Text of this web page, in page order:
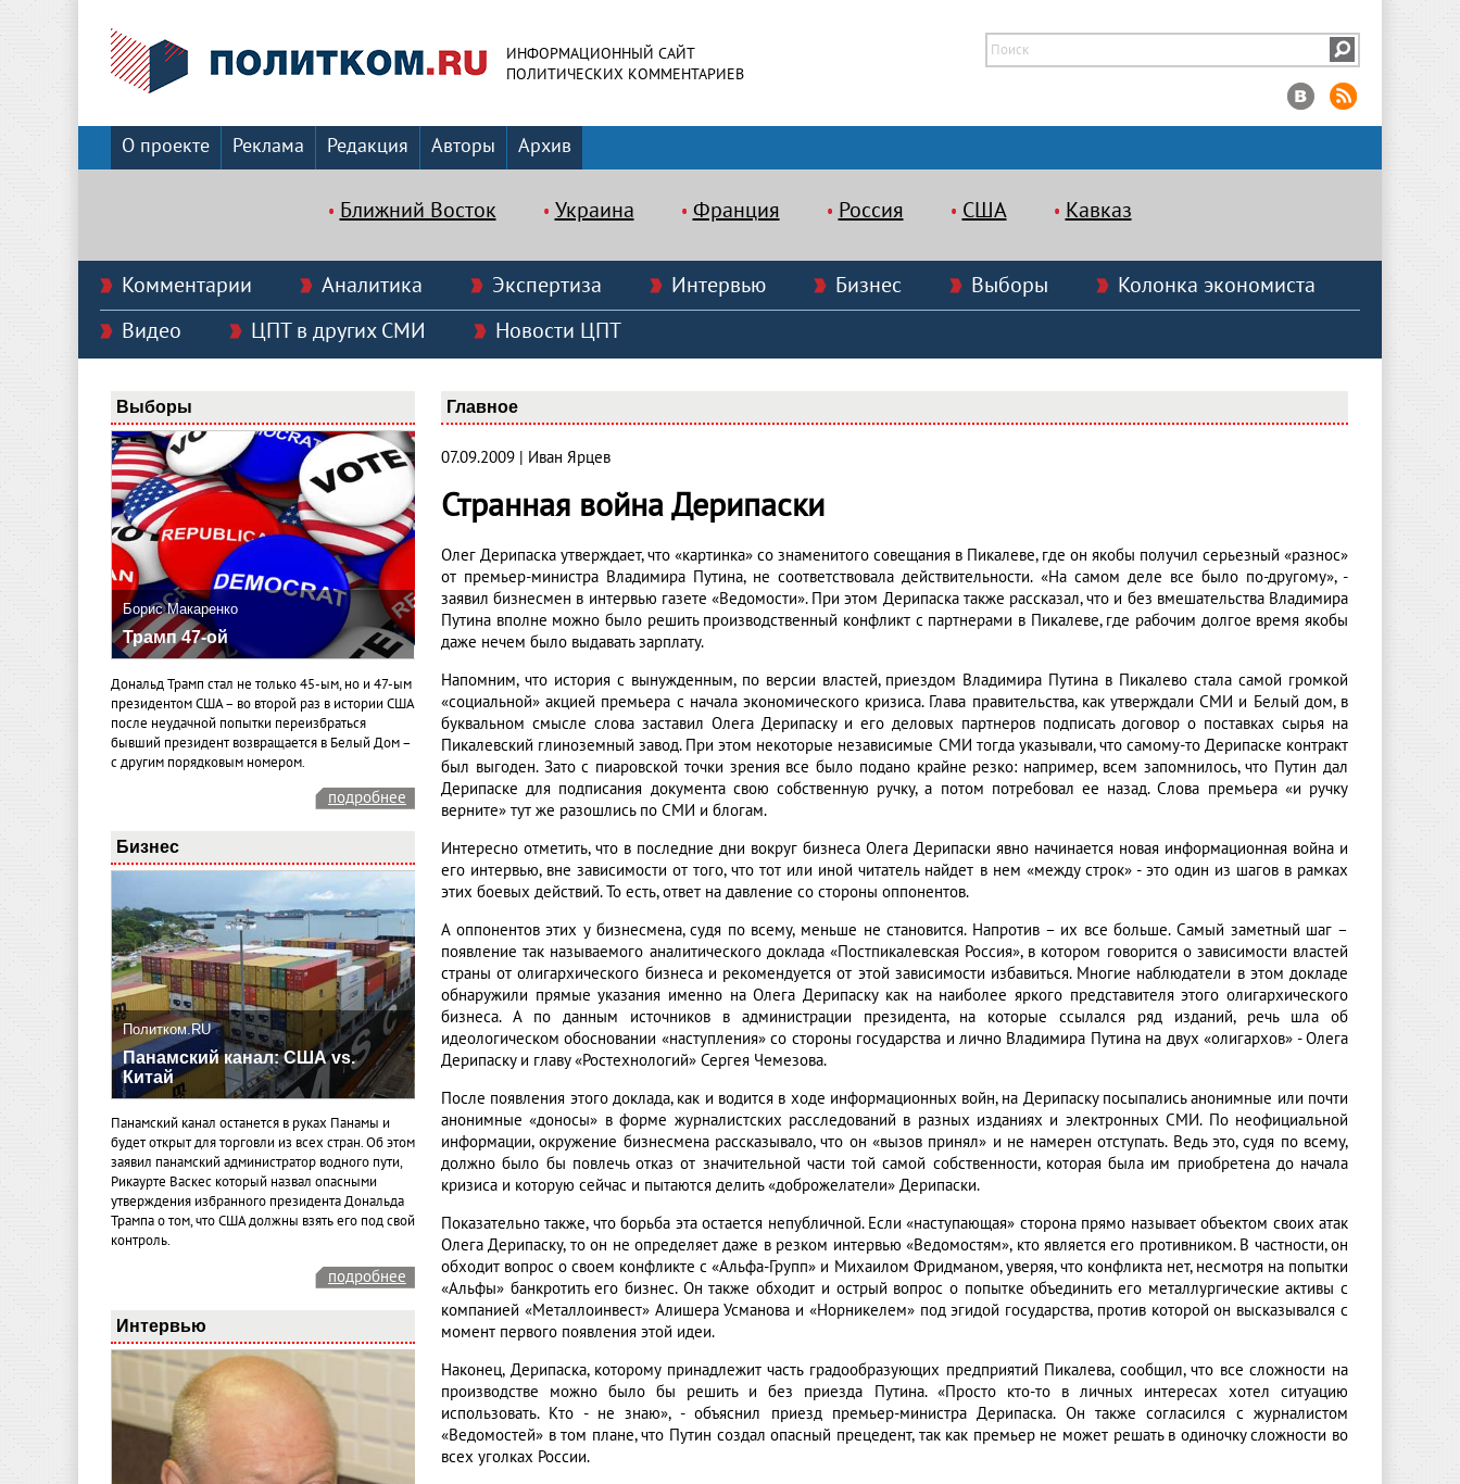
ИНФОРМАЦИОННЫЙ САЙТ
ПОЛИТИЧЕСКИХ КОММЕНТАРИЕВ
О проекте Реклама Редакция Авторы Архив
Ближний Восток Украина Франция Россия США Кавказ
Комментарии Аналитика Экспертиза Интервью Бизнес Выборы
Колонка экономиста
Видео
ЦПТ в других СМИ Новости ЦПТ
Выборы
Борис Макаренко
Трамп 47-ой
Дональд Трамп стал не только 45-ым, но и 47-ым
президентом США – во второй раз в истории США
после неудачной попытки переизбраться
бывший президент возвращается в Белый Дом –
с другим порядковым номером.
подробнее
Бизнес
Политком.RU
Панамский канал: США vs.
Китай
Панамский канал останется в руках Панамы и
будет открыт для торговли из всех стран. Об этом
заявил панамский администратор водного пути,
Рикаурте Васкес который назвал опасными
утверждения избранного президента Дональда
Трампа о том, что США должны взять его под свой
контроль.
подробнее
Интервью
Главное
07.09.2009 | Иван Ярцев
Странная война Дерипаски
Олег Дерипаска утверждает, что «картинка» со знаменитого совещания в Пикалеве, где он якобы получил серьезный «разнос»
от премьер-министра Владимира Путина, не соответствовала действительности. «На самом деле все было по-другому», -
заявил бизнесмен в интервью газете «Ведомости». При этом Дерипаска также рассказал, что и без вмешательства Владимира
Путина вполне можно было решить производственный конфликт с партнерами в Пикалеве, где рабочим долгое время якобы
даже нечем было выдавать зарплату.
Напомним, что история с вынужденным, по версии властей, приездом Владимира Путина в Пикалево стала самой громкой
«социальной» акцией премьера с начала экономического кризиса. Глава правительства, как утверждали СМИ и Белый дом, в
буквальном смысле слова заставил Олега Дерипаску и его деловых партнеров подписать договор о поставках сырья на
Пикалевский глиноземный завод. При этом некоторые независимые СМИ тогда указывали, что самому-то Дерипаске контракт
был выгоден. Зато с пиаровской точки зрения все было подано крайне резко: например, всем запомнилось, что Путин дал
Дерипаске для подписания документа свою собственную ручку, а потом потребовал ее назад. Слова премьера «и ручку
верните» тут же разошлись по СМИ и блогам.
Интересно отметить, что в последние дни вокруг бизнеса Олега Дерипаски явно начинается новая информационная война и
его интервью, вне зависимости от того, что тот или иной читатель найдет в нем «между строк» - это один из шагов в рамках
этих боевых действий. То есть, ответ на давление со стороны оппонентов.
А оппонентов этих у бизнесмена, судя по всему, меньше не становится. Напротив – их все больше. Самый заметный шаг –
появление так называемого аналитического доклада «Постпикалевская Россия», в котором говорится о зависимости властей
страны от олигархического бизнеса и рекомендуется от этой зависимости избавиться. Многие наблюдатели в этом докладе
обнаружили прямые указания именно на Олега Дерипаску как на наиболее яркого представителя этого олигархического
бизнеса. А по данным источников в администрации президента, на которые ссылался ряд изданий, речь шла об
идеологическом обосновании «наступления» со стороны государства и лично Владимира Путина на двух «олигархов» - Олега
Дерипаску и главу «Ростехнологий» Сергея Чемезова.
После появления этого доклада, как и водится в ходе информационных войн, на Дерипаску посыпались анонимные или почти
анонимные «доносы» в форме журналистских расследований в разных изданиях и электронных СМИ. По неофициальной
информации, окружение бизнесмена рассказывало, что он «вызов принял» и не намерен отступать. Ведь это, судя по всему,
должно было бы повлечь отказ от значительной части той самой собственности, которая была им приобретена до начала
кризиса и которую сейчас и пытаются делить «доброжелатели» Дерипаски.
Показательно также, что борьба эта остается непубличной. Если «наступающая» сторона прямо называет объектом своих атак
Олега Дерипаску, то он не определяет даже в резком интервью «Ведомостям», кто является его противником. В частности, он
обходит вопрос о своем конфликте с «Альфа-Групп» и Михаилом Фридманом, уверяя, что конфликта нет, несмотря на попытки
«Альфы» банкротить его бизнес. Он также обходит и острый вопрос о попытке объединить его металлургические активы с
компанией «Металлоинвест» Алишера Усманова и «Норникелем» под эгидой государства, против которой он высказывался с
момент первого появления этой идеи.
Наконец, Дерипаска, которому принадлежит часть градообразующих предприятий Пикалева, сообщил, что все сложности на
производстве можно было бы решить и без приезда Путина. «Просто кто-то в личных интересах хотел ситуацию
использовать. Кто - не знаю», - объяснил приезд премьер-министра Дерипаска. Он также согласился с журналистом
«Ведомостей» в том плане, что Путин создал опасный прецедент, так как премьер не может решать в одиночку сложности во
всех уголках России.